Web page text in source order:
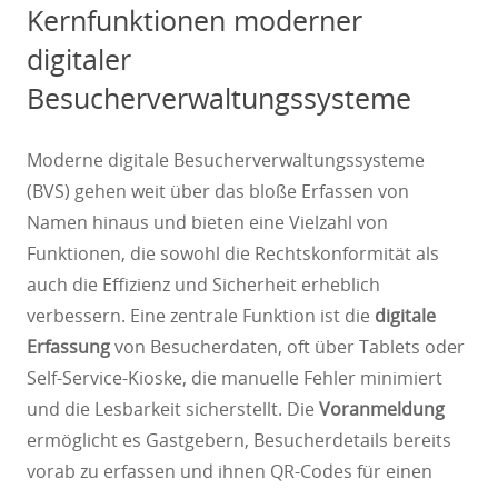
Kernfunktionen moderner
digitaler
Besucherverwaltungssysteme
Moderne digitale Besucherverwaltungssysteme
(BVS) gehen weit über das bloße Erfassen von
Namen hinaus und bieten eine Vielzahl von
Funktionen, die sowohl die Rechtskonformität als
auch die Effizienz und Sicherheit erheblich
verbessern. Eine zentrale Funktion ist die digitale
Erfassungvon Besucherdaten, oft über Tablets oder
Self-Service-Kioske, die manuelle Fehler minimiert
und die Lesbarkeit sicherstellt. Die Voranmeldung
ermöglicht es Gastgebern, Besucherdetails bereits
vorab zu erfassen und ihnen QR-Codes für einen